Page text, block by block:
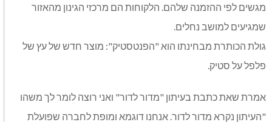
מגשים לפי ההזמנה שלהם. הלקוחות הם מרכזי הגינון מהאזור
שמגיעים למושב נחלים.
גולת הכותרת מבחינתו הוא "הפנטסטיק": מוצר חדש של עץ של
פלפל על סטיק.
אמרת שאת כתבת בעיתון "מדור לדור" ואני רוצה לומר לך משהו
"העיתון נקרא מדור לדור. אנחנו דוגמא ומופת לחברה שפועלת